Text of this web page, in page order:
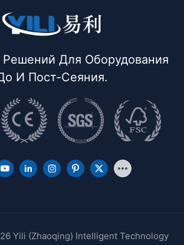
Для Оборудования
И Пост-Сеяния.
Yili (Zhaoqing) Intelligent Technology